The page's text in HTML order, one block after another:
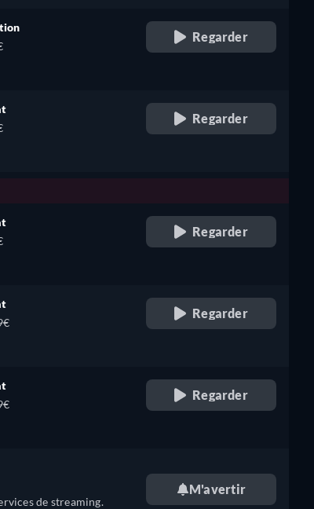
Regarder
Regarder
Regarder
Regarder
Regarder
de streaming.
M'avertir